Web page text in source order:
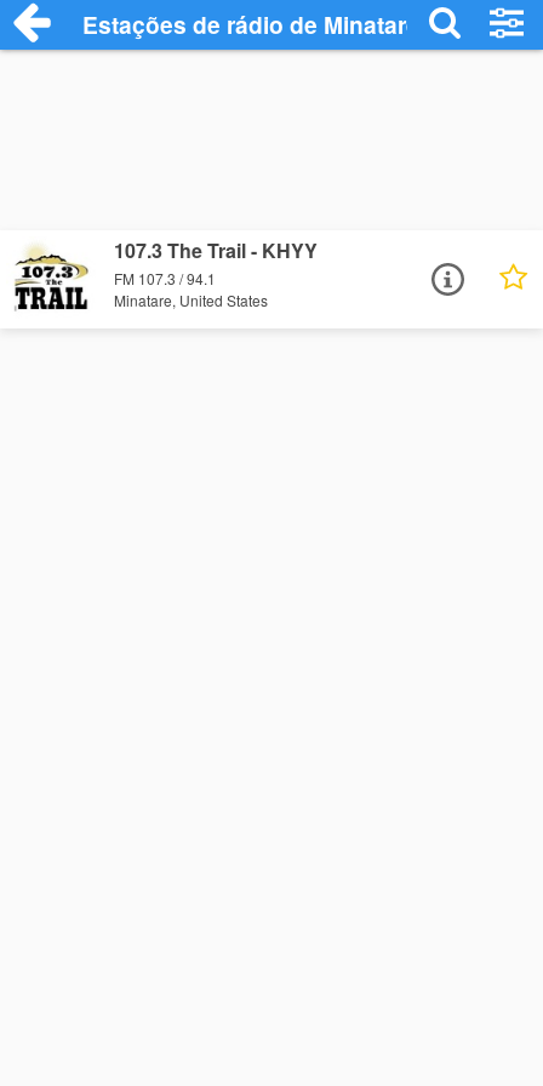
Estações de rádio de Minatare - Ouça
107.3 The Trail - KHYY
FM 107.3 / 94.1
Minatare, United States